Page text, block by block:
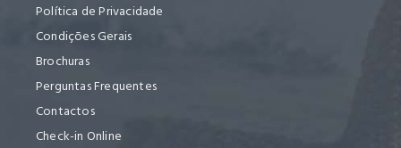
Política de Privacidade
Condições Gerais
Brochuras
Perguntas Frequentes
Contactos
Check-in Online